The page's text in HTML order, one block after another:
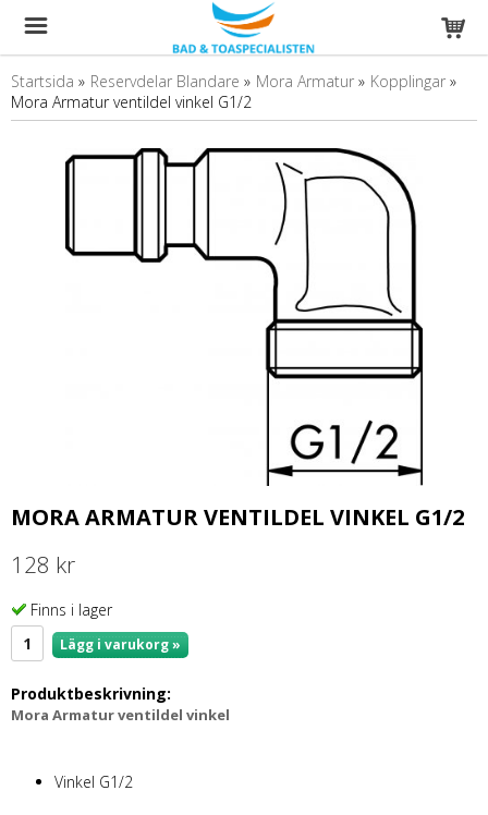
Startsida » Reservdelar Blandare » Mora Armatur » Kopplingar »
Mora Armatur ventildel vinkel G1/2
MORA ARMATUR VENTILDEL VINKEL G1/2
128 kr
Finns i lager
Lägg i varukorg »
Produktbeskrivning:
Mora Armatur ventildel vinkel
Vinkel G1/2